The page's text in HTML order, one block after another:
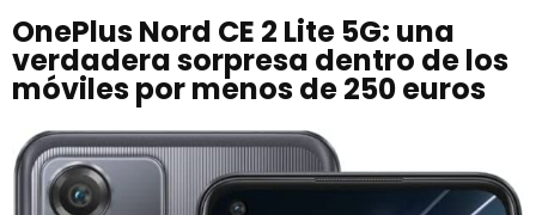
OnePlus Nord CE 2 Lite 5G: una
verdadera sorpresa dentro de los
móviles por menos de 250 euros